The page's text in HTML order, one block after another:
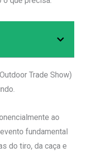
Trade Show)
ao
fundamental
do tiro, da caça e